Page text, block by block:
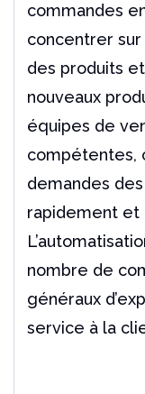
commandes
concentrer sur
des produits
nouveaux
équipes de
compétentes,
demandes
rapidement et
nombre de
généraux
service à la